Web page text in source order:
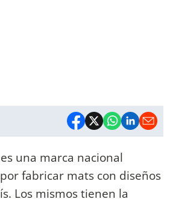
una marca nacional
fabricar mats con diseños
Los mismos tienen la